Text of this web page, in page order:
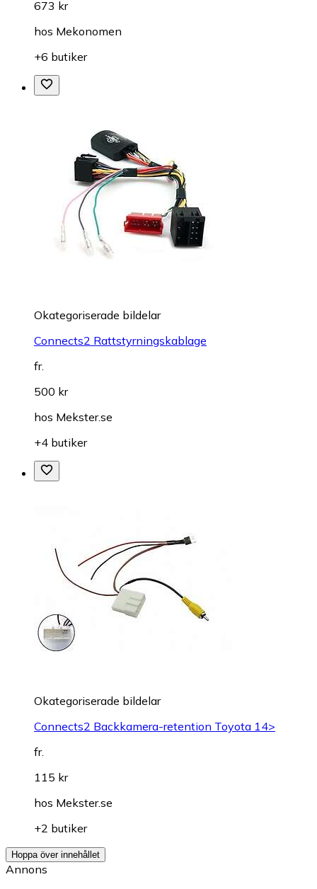
673 kr
hos Mekonomen
+6 butiker
Okategoriserade bildelar
Connects2 Rattstyrningskablage
fr.
500 kr
hos Mekster.se
+4 butiker
Okategoriserade bildelar
Connects2 Backkamera-retention Toyota 14>
fr.
115 kr
hos Mekster.se
+2 butiker
Hoppa över innehållet
Annons